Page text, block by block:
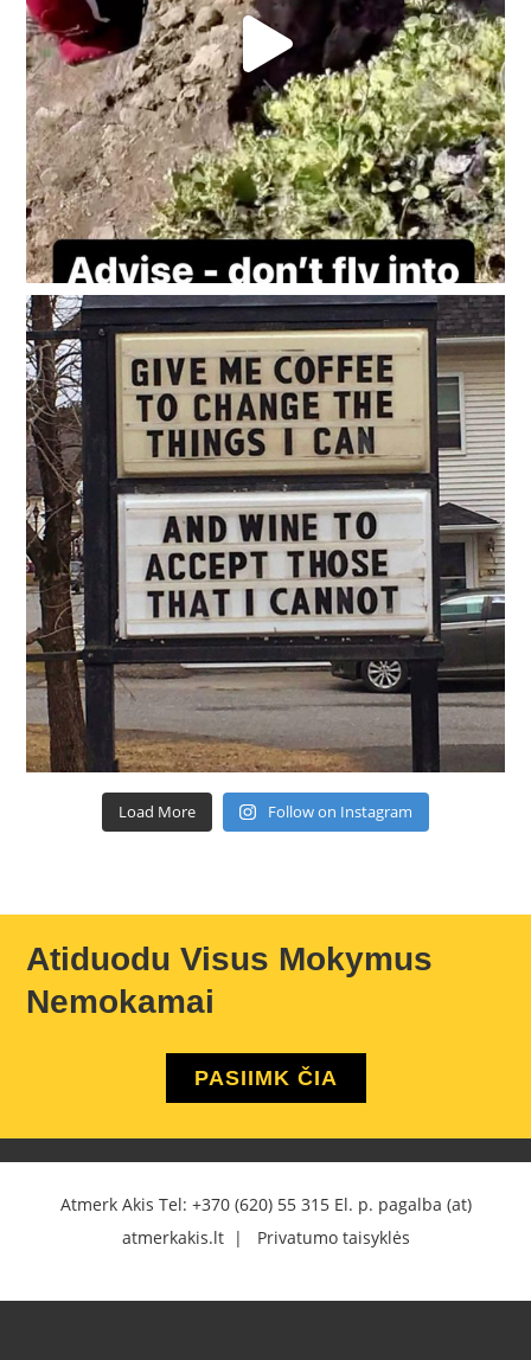
Load More Follow on Instagram
Atiduodu Visus Mokymus
Nemokamai
PASIIMK ČIA
Atmerk Akis Tel: +370 (620) 55 315El. p. pagalba (at)
atmerkakis.lt | Privatumo taisyklės